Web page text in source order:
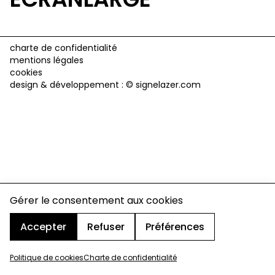
Gérer le consentement aux cookies
Accepter
Refuser Préférences
Politique de cookiesCharte de confidentialité
charte de confidentialité
mentions légales
cookies
design & développement : © signelazer.com